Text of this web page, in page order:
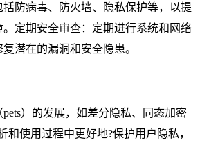
防病毒、防火墙、隐私保护等，以提
定期安全审查：定期进行系统和网络
潜在的漏洞和安全隐患。
）的发展，如差分隐私、同态加密
和使用过程中更好地?保护用户隐私，